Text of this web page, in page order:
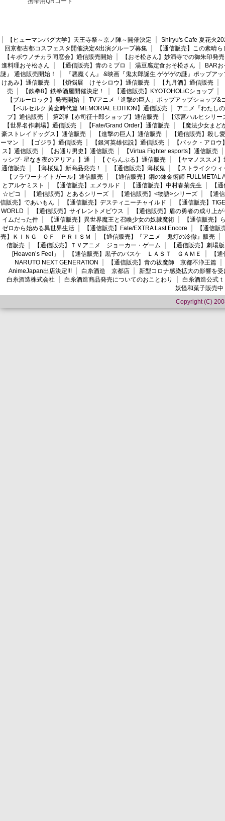
【ヒューマンバグ大学】天王寺祭～京ノ陣～開催決定
Shiryu's Cafe 夏花火
回京都古都コスフェスタ開催決定&出演グループ募集
【通信販売】この素晴
【キボウノチカラ同窓会】通信販売開始
【おそ松さん】妙満寺での御朱印発売
進料理おそ松さん
【通信販売】青のミブロ 湯豆腐定食おそ松さん
BAR
謎』 通信販売開始！
『悪魔くん』 &映画『鬼太郎誕生 ゲゲゲの謎』ポップア
けあみ】通信販売
【煩悩展 けそシロウ】通信販売 【九月酒】通信販売
売
【鉄拳8】鉄拳酒屋開催決定！ 【通信販売】KYOTOHOLiCショップ
【ブルーロック】発売開始
TVアニメ「進撃の巨人」ポップアップショップ&
【ベルセルク 黄金時代篇 MEMORIAL EDITION】通信販売
アニメ『わたし
プ】通信販売
第2弾【赤司征十郎ショップ】通信販売
【涼宮ハルヒシリ
【世界名作劇場】通信販売
【Fate/Grand Order】通信販売
【魔法少女ま
豪ストレイドッグス】通信販売
【進撃の巨人】通信販売
【通信販売】殺し愛
ーマン
【ゴジラ】通信販売 【銀河英雄伝説】通信販売
【バック・アロウ
ス】通信販売
【お通り男史】通信販売
【Virtua Fighter esports】通信販売
ッシブ- 星なき夜のアリア』】通
【ぐらんぶる】通信販売
【ヤマノススメ
通信販売
【薄桜鬼】新商品発売！ 【通信販売】薄桜鬼
【ストライクウ
【フラワーナイトガール】通信販売
【通信販売】鋼の錬金術師 FULLMETAL
とアルケミスト
【通信販売】エメラルド 【通信販売】中村春菊先生
【
☆ピコ
【通信販売】とあるシリーズ 【通信販売】<物語>シリーズ
【通
信販売】であいもん
【通信販売】デスティニーチャイルド
【通信販売】
WORLD
【通信販売】サイレントメビウス
【通信販売】盾の勇者の成り上が
イムだった件
【通信販売】異世界魔王と召喚少女の奴隷魔術
【通信販売】
ゼロから始める異世界生活
【通信販売】Fate/EXTRA Last Encore
【通信
売】ＫＩＮＧ ＯＦ ＰＲＩＳＭ
【通信販売】『アニメ 鬼灯の冷徹』販売
信販売
【通信販売】ＴＶアニメ ジョーカー・ゲーム
【通信販売】劇場
[Heaven’s Feel」
【通信販売】黒子のバスケ ＬＡＳＴ ＧＡＭＥ
【
NARUTO NEXT GENERATION
【通信販売】青の祓魔師 京都不浄王篇
AnimeJapan出店決定!!!
白糸酒造 京都店
新型コロナ感染拡大の影響を
白糸酒造株式会社
白糸酒造商品発売についてのおことわり
白糸酒造公式
妖怪和菓子販売中
Copyright (C)